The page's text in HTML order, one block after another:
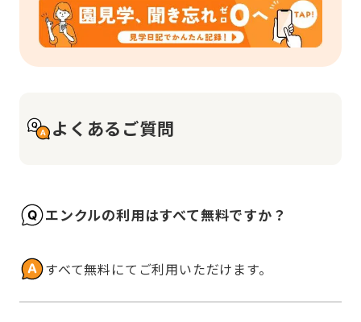
よくあるご質問
エンクルの利用はすべて無料ですか？
すべて無料にてご利用いただけます。